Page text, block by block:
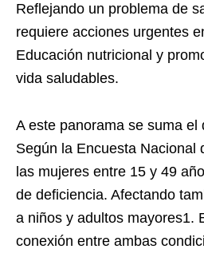
Reflejando un problema de
requiere acciones urgentes
Educación nutricional y
vida saludables.
A este panorama se suma el
Según la Encuesta Nacional
las mujeres entre 15 y 49
de deficiencia. Afectando
a niños y adultos mayores1.
conexión entre ambas